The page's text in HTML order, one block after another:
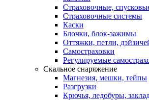
Страховочные,
Страховочные системы
Каски
Блочки, блок-зажимы
Оттяжки, петли,
Самостраховки
Регулируемые
Скальное снаряжение
Магнезия, мешки, тейпы
Разгрузки
Крючья, ледобуры,